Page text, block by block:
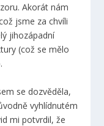
Akorát nám
jsme za chvíli
jihozápadní
(což se mělo
se dozvěděla,
vyhlídnutém
mi potvrdil, že